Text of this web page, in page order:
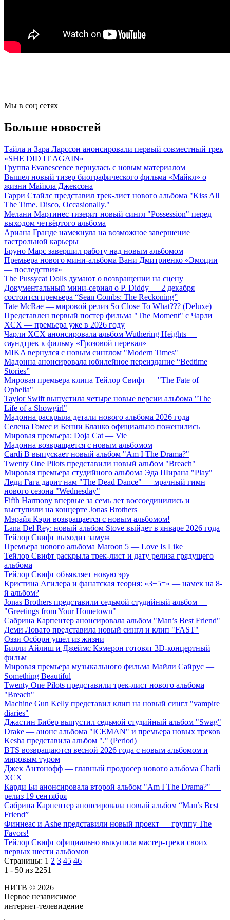
Мы в соц сетях
Больше новостей
Тайла и Зара Ларссон анонсировали первый совместный трек
«SHE DID IT AGAIN»
Группа Evanescence вернулась с новым материалом
Вышел новый тизер биографического фильма «Майкл» о
жизни Майкла Джексона
Гарри Стайлс представил трек-лист нового альбома "Kiss All
The Time. Disco, Occasionally."
Мелани Мартинес тизерит новый сингл "Possession" перед
выходом четвёртого альбома
Ариана Гранде намекнула на возможное завершение
гастрольной карьеры
Бруно Марс завершил работу над новым альбомом
Премьера нового мини-альбома Вани Дмитриенко «Эмоции
— последствия»
The Pussycat Dolls думают о возвращении на сцену
Документальный мини-сериал о P. Diddy — 2 декабря
состоится премьера “Sean Combs: The Reckoning”
Tate McRae — мировой релиз So Close To What??? (Deluxe)
Представлен первый постер фильма "The Moment" с Чарли
XCX — премьера уже в 2026 году
Чарли XCX анонсировала альбом Wuthering Heights —
саундтрек к фильму «Грозовой перевал»
MIKA вернулся с новым синглом "Modern Times"
Мадонна анонсировала юбилейное переиздание “Bedtime
Stories”
Мировая премьера клипа Тейлор Свифт — "The Fate of
Ophelia"
Taylor Swift выпустила четыре новые версии альбома "The
Life of a Showgirl"
Мадонна раскрыла детали нового альбома 2026 года
Селена Гомес и Бенни Бланко официально поженились
Мировая премьера: Doja Cat — Vie
Мадонна возвращается с новым альбомом
Cardi B выпускает новый альбом "Am I The Drama?"
Twenty One Pilots представили новый альбом "Breach"
Мировая премьера студийного альбома Эда Ширана "Play"
Леди Гага дарит нам "The Dead Dance" — мрачный гимн
нового сезона "Wednesday"
Fifth Harmony впервые за семь лет воссоединились и
выступили на концерте Jonas Brothers
Мэрайя Кэри возвращается с новым альбомом!
Lana Del Rey: новый альбом Stove выйдет в январе 2026 года
Тейлор Свифт выходит замуж
Премьера нового альбома Maroon 5 — Love Is Like
Тейлор Свифт раскрыла трек-лист и дату релиза грядущего
альбома
Тейлор Свифт объявляет новую эру
Кристина Агилера и фанатская теория: «3+5=» — намек на 8-
й альбом?
Jonas Brothers представили седьмой студийный альбом —
"Greetings from Your Hometown"
Сабрина Карпентер анонсировала альбом "Man’s Best Friend"
Деми Ловато представила новый сингл и клип "FAST"
Оззи Осборн ушел из жизни
Билли Айлиш и Джеймс Кэмерон готовят 3D-концертный
фильм
Мировая премьера музыкального фильма Майли Сайрус —
Something Beautiful
Twenty One Pilots представили трек-лист нового альбома
"Breach"
Machine Gun Kelly представил клип на новый сингл "vampire
diaries"
Джастин Бибер выпустил седьмой студийный альбом "Swag"
Drake — анонс альбома "ICEMAN" и премьера новых треков
Kesha представила альбом "." (Period)
BTS возвращаются весной 2026 года с новым альбомом и
мировым туром
Джек Антонофф — главный продюсер нового альбома Charli
XCX
Карди Би анонсировала второй альбом "Am I The Drama?" —
релиз 19 сентября
Сабрина Карпентер анонсировала новый альбом “Man’s Best
Friend”
Финнеас и Ashe представили новый проект — группу The
Favors!
Тейлор Свифт официально выкупила мастер-треки своих
первых шести альбомов
Страницы: 1 2 3 45 46
1 - 50 из 2251
НИТВ © 2026
Первое независимое
интернет-телевидение